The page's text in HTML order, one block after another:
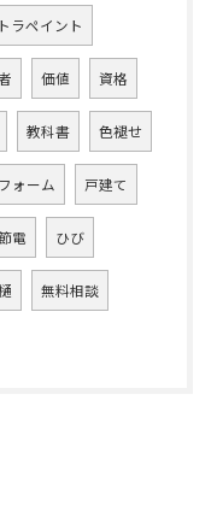
ラペイント
価値 資格
教科書 色褪せ
ォーム 戸建て
電 ひび
無料相談